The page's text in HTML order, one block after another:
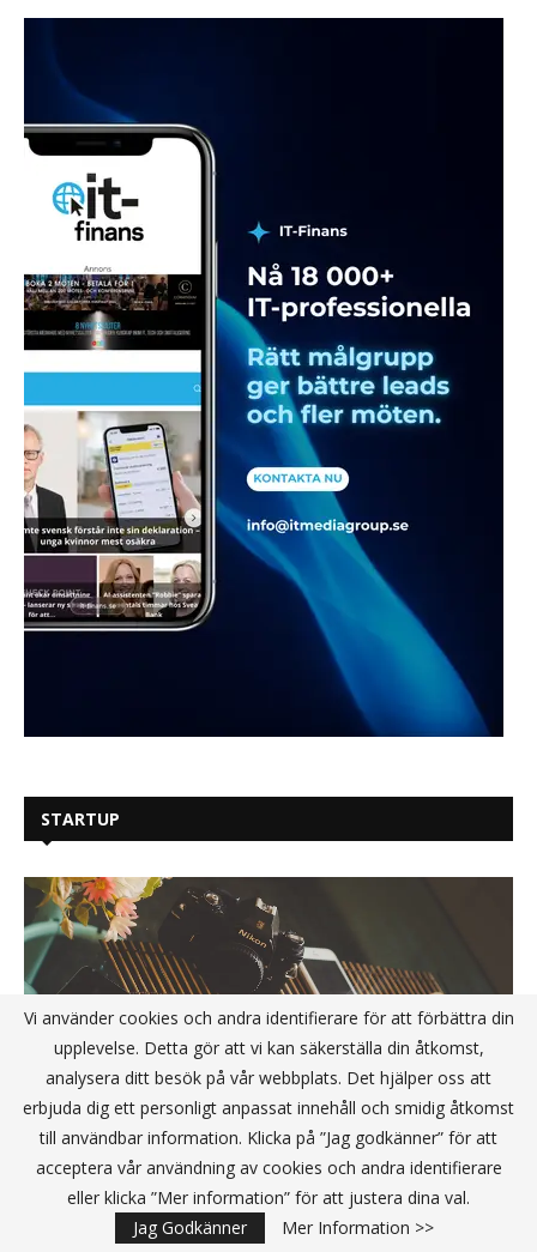
STARTUP
Vad utmärker en potentiellt
Vi använder cookies och andra identifierare för att förbättra din
upplevelse. Detta gör att vi kan säkerställa din åtkomst,
analysera ditt besök på vår webbplats. Det hjälper oss att
erbjuda dig ett personligt anpassat innehåll och smidig åtkomst
till användbar information. Klicka på ”Jag godkänner” för att
acceptera vår användning av cookies och andra identifierare
eller klicka ”Mer information” för att justera dina val.
Jag Godkänner
Mer Information >>